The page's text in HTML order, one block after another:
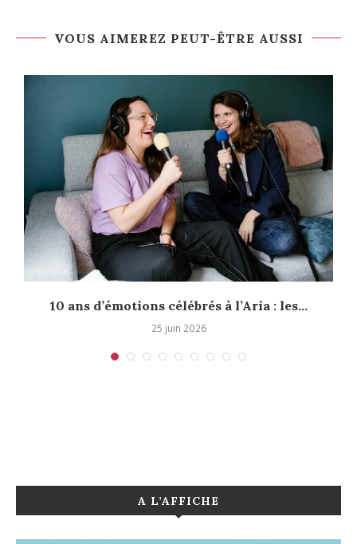
VOUS AIMEREZ PEUT-ÊTRE AUSSI
10 ans d’émotions célébrés à l’Aria : les...
25 juin 2026
A L’AFFICHE